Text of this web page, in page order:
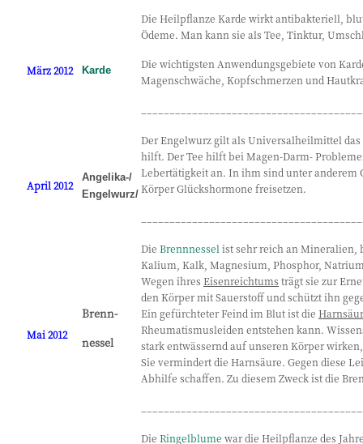
März 2012 Karde
Die Heilpflanze Karde wirkt antibakteriell,
Ödeme. Man kann sie als Tee, Tinktur,
Die wichtigsten Anwendungsgebiete von
Magenschwäche, Kopfschmerzen und
April 2012
Angelika-/
Engelwurz/
Der Engelwurz gilt als Universalheilmittel
hilft. Der Tee hilft bei Magen-Darm-
Lebertätigkeit an. In ihm sind unter anderem
Körper Glückshormone freisetzen.
Mai 2012
Brenn-
nessel
Die Brennnessel ist sehr reich an Mineralien,
Kalium, Kalk, Magnesium, Phosphor,
Wegen ihres Eisenreichtums trägt sie zur
den Körper mit Sauerstoff und schützt ihn
Ein gefürchteter Feind im Blut ist die
Rheumatismusleiden entstehen kann.
stark entwässernd auf unseren Körper
Sie vermindert die Harnsäure. Gegen diese
Abhilfe schaffen. Zu diesem Zweck ist die
Die Ringelblume war die Heilpflanze des